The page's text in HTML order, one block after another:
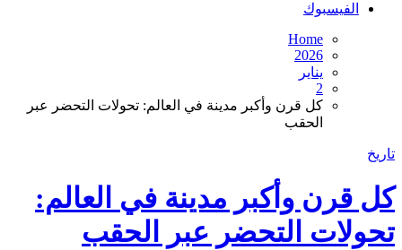
الفيسبوك
Home
2026
يناير
2
كل قرن وأكبر مدينة في العالم: تحولات التحضر عبر
الحقب
تاريخ
كل قرن وأكبر مدينة في العالم:
تحولات التحضر عبر الحقب